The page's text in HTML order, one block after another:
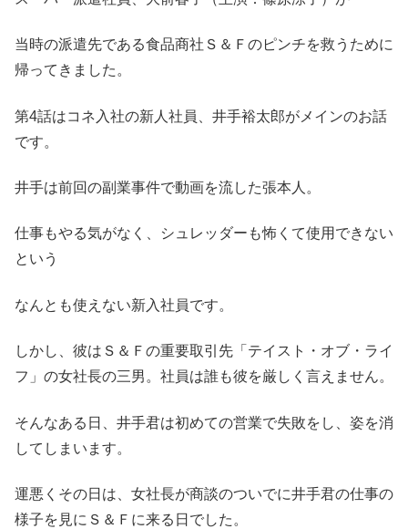
当時の派遣先である食品商社Ｓ＆Ｆのピンチを救うために
帰ってきました。
第4話はコネ入社の新人社員、井手裕太郎がメインのお話
です。
井手は前回の副業事件で動画を流した張本人。
仕事もやる気がなく、シュレッダーも怖くて使用できない
という
なんとも使えない新入社員です。
しかし、彼はＳ＆Ｆの重要取引先「テイスト・オブ・ライ
フ」の女社長の三男。社員は誰も彼を厳しく言えません。
そんなある日、井手君は初めての営業で失敗をし、姿を消
してしまいます。
運悪くその日は、女社長が商談のついでに井手君の仕事の
様子を見にＳ＆Ｆに来る日でした。